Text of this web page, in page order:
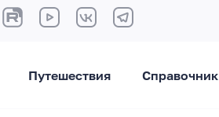
Путешествия Справочник